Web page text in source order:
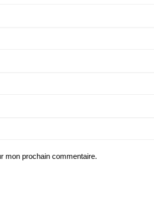
mon prochain commentaire.